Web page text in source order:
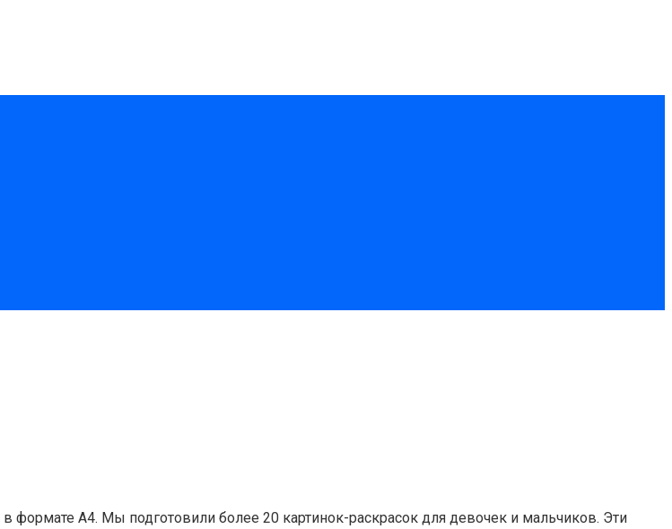
формате А4. Мы подготовили более 20 картинок-раскрасок для девочек и мальчиков. Эти